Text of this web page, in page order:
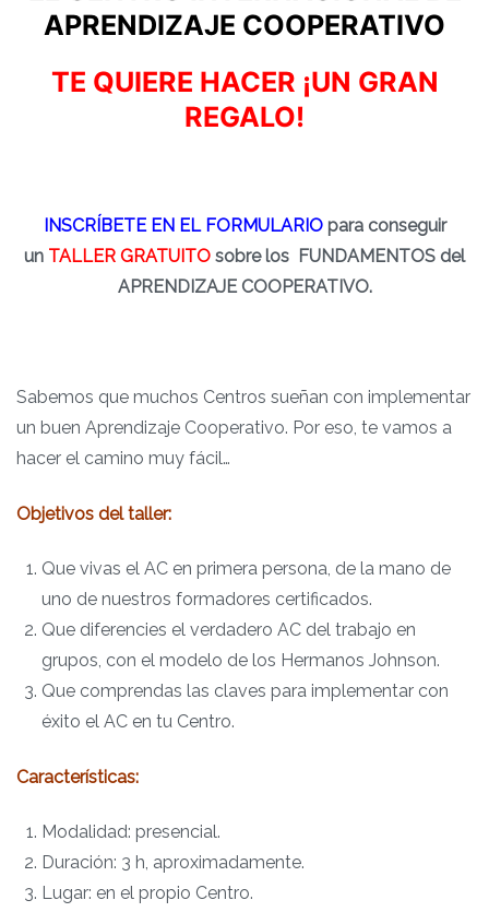
APRENDIZAJE COOPERATIVO
TE QUIERE HACER ¡UN GRAN
REGALO!
INSCRÍBETE EN EL FORMULARIOpara conseguir
un TALLER GRATUITO sobre los FUNDAMENTOS del
APRENDIZAJE COOPERATIVO.
Sabemos que muchos Centros sueñan con implementar
un buen Aprendizaje Cooperativo. Por eso, te vamos a
hacer el camino muy fácil…
Objetivos del taller:
Que vivas el AC en primera persona, de la mano de
uno de nuestros formadores certificados.
Que diferencies el verdadero AC del trabajo en
grupos, con el modelo de los Hermanos Johnson.
Que comprendas las claves para implementar con
éxito el AC en tu Centro.
Características:
Modalidad: presencial.
Duración: 3 h, aproximadamente.
Lugar: en el propio Centro.